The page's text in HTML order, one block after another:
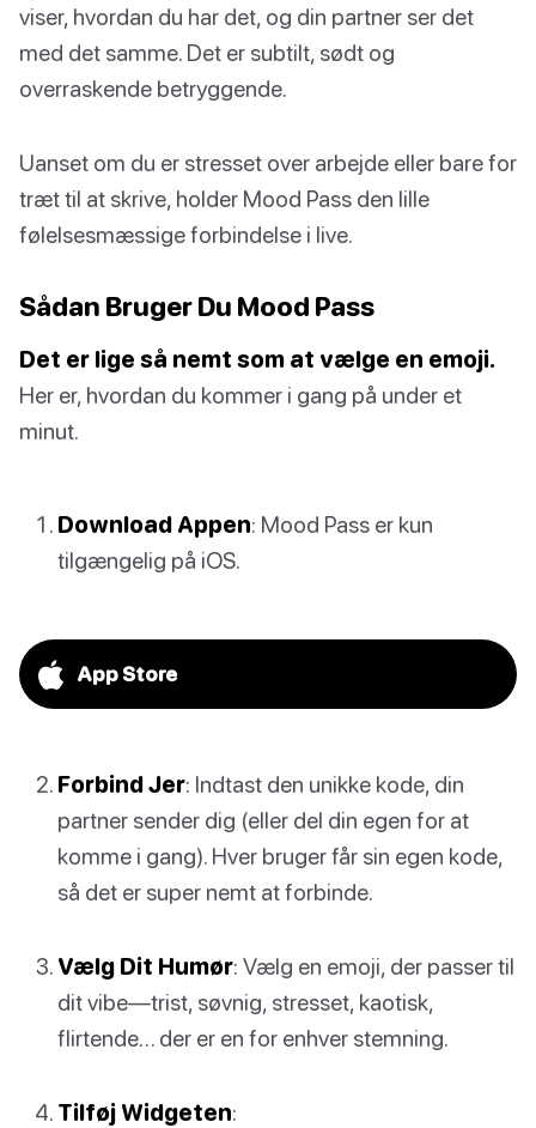
viser, hvordan du har det, og din partner ser det
med det samme. Det er subtilt, sødt og
overraskende betryggende.
Uanset om du er stresset over arbejde eller bare for
træt til at skrive, holder Mood Pass den lille
følelsesmæssige forbindelse i live.
Sådan Bruger Du Mood Pass
Det er lige så nemt som at vælge en emoji.
Her er, hvordan du kommer i gang på under et
minut.
Download Appen: Mood Pass er kun
tilgængelig på iOS.
App Store
Forbind Jer: Indtast den unikke kode, din
partner sender dig (eller del din egen for at
komme i gang). Hver bruger får sin egen kode,
så det er super nemt at forbinde.
Vælg Dit Humør: Vælg en emoji, der passer til
dit vibe—trist, søvnig, stresset, kaotisk,
flirtende… der er en for enhver stemning.
Tilføj Widgeten: